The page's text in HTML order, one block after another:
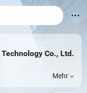
Co., Ltd.
Mehr